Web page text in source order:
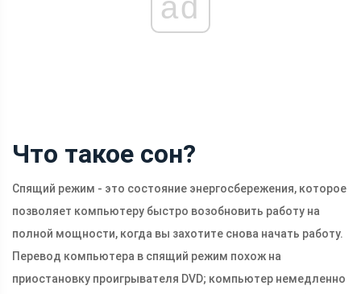
Что такое сон?
Спящий режим - это состояние энергосбережения, которое
позволяет компьютеру быстро возобновить работу на
полной мощности, когда вы захотите снова начать работу.
Перевод компьютера в спящий режим похож на
приостановку проигрывателя DVD; компьютер немедленно